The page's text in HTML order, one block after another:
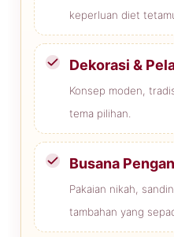
keperluan diet
Dekorasi &
Konsep moden,
tema pilihan.
Busana
Pakaian nikah,
tambahan yang